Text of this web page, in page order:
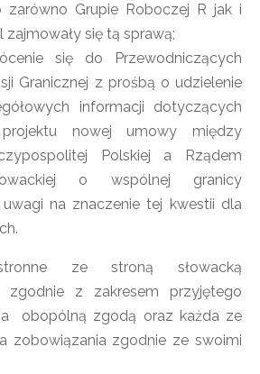
zarówno Grupie Roboczej R jak i
zajmowały się tą sprawą;
się do Przewodniczących
Granicznej z prośbą o udzielenie
informacji dotyczących
projektu nowej umowy między
Polskiej a Rządem
o wspólnej granicy
na znaczenie tej kwestii dla
ze stroną słowacką
zgodnie z zakresem przyjętego
obopólną zgodą oraz każda ze
zobowiązania zgodnie ze swoimi